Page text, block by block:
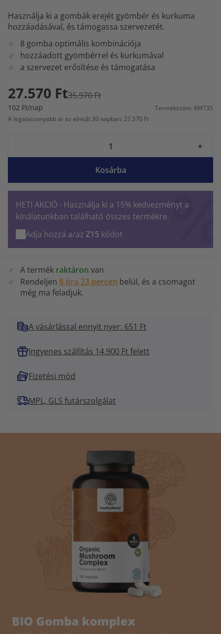
Használja ki a gombák erejét gyömbér és kurkuma
hozzáadásával, és támogassa szervezetét.
8 gomba optimális kombinációja
hozzáadott gyömbérrel és kurkumával
a szervezet erősítése és támogatása
27.570 Ft35.970 Ft
102 Ft/nap
Termékszám: KM735
A legalacsonyabb ár az elmúlt 30 napban: 27.570 Ft
+
Kosárba
HETI AKCIÓ - Használja ki a 15% kedvezményt a
kínálatunkban található összes termékre.
Adja hozzá a/az Z15 kódot
A termék raktáron van
Rendeljen 8 óra 23 percen belül, és a csomagot
még ma feladjuk.
A vásárlással ennyit nyer: 651 Ft
Ingyenes szállítás 14.900 Ft felett
Fizetési mód
MPL, GLS futárszolgálat
BIO Gomba komplex